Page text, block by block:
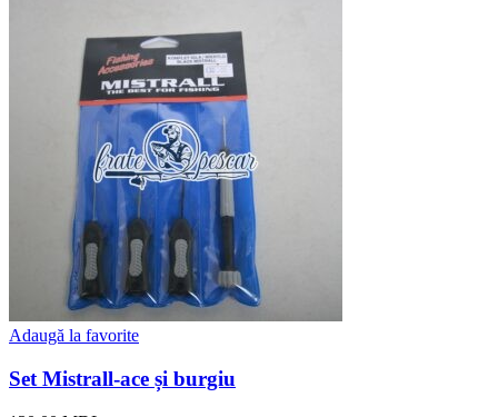
Adaugă la favorite
Set Mistrall-ace și burgiu